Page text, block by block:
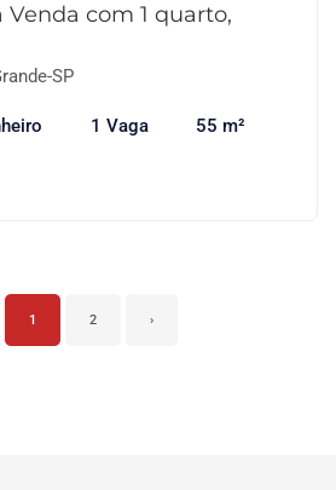
com 1 quarto,
SP
1 Vaga 55 m²
1 2 ›